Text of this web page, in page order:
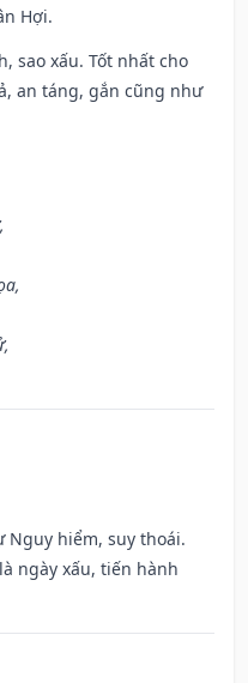
Hợi.
sao xấu. Tốt nhất cho
an táng, gắn cũng như
Nguy hiểm, suy thoái.
ngày xấu, tiến hành